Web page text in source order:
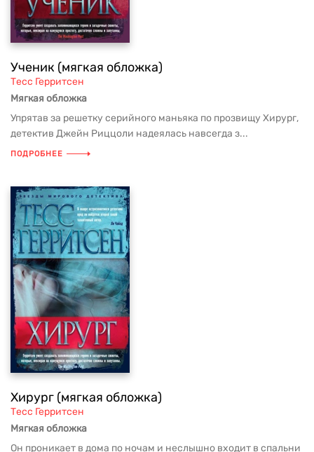
Ученик (мягкая обложка)
Тесс Герритсен
Мягкая обложка
Упрятав за решетку серийного маньяка по прозвищу Хирург,
детектив Джейн Риццоли надеялась навсегда з...
ПОДРОБНЕЕ
Хирург (мягкая обложка)
Тесс Герритсен
Мягкая обложка
Он проникает в дома по ночам и неслышно входит в спальни